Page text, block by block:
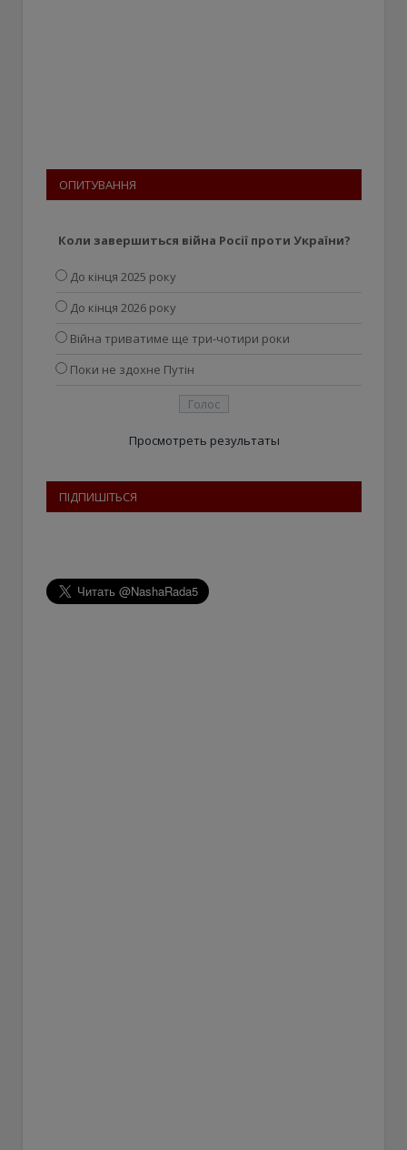
ОПИТУВАННЯ
Коли завершиться війна Росії проти України?
До кінця 2025 року
До кінця 2026 року
Війна триватиме ще три-чотири роки
Поки не здохне Путін
Просмотреть результаты
ПІДПИШІТЬСЯ